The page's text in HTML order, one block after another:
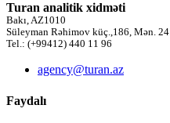
Turan analitik xidməti
Bakı, AZ1010
Süleyman Rəhimov küç.,186, Mən. 24
Tel.: (+99412) 440 11 96
agency@turan.az
Faydalı